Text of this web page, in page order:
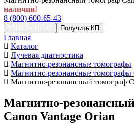
наличии!
8 (800) 600-65-43
Получить КП
Главная
Каталог
Лучевая диагностика
Магнитно-резонансные томографы
Магнитно-резонансные томографы
Магнитно-резонансный томограф
Магнитно-
Canon Vantage Orian